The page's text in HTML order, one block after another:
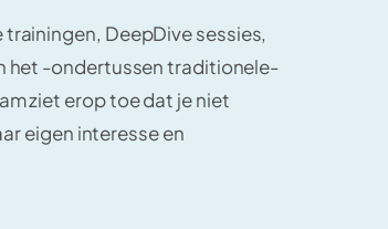
DeepDive sessies,
het -ondertussen traditionele-
ziet erop toe dat je niet
eigen interesse en